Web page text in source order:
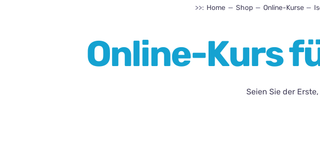
>>: Home Shop Online-Kurse
Online-Kurs
Seien Sie der